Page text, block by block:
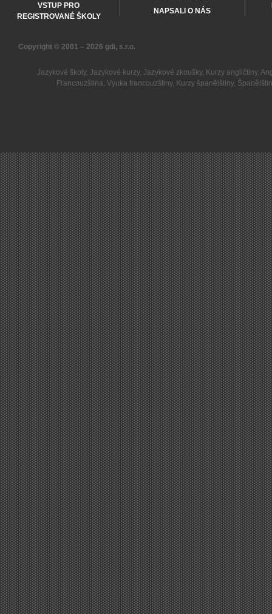
VSTUP PRO
REGISTROVANÉ ŠKOLY
NAPSALI O NÁS
Copyright © 2001 – 2026 gdi, s.r.o.
Jazykové školy, Jazykové kurzy, Jazykové zkoušky, Kurzy angličtiny,
Francouzština,Výuka francouzštiny, Kurzy španělštiny,